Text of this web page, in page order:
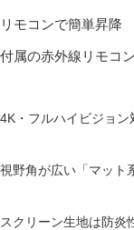
リモコンで簡単昇降
付属の赤外線リモコ
4K・フルハイビジョン
視野角が広い「マット
スクリーン生地は防炎